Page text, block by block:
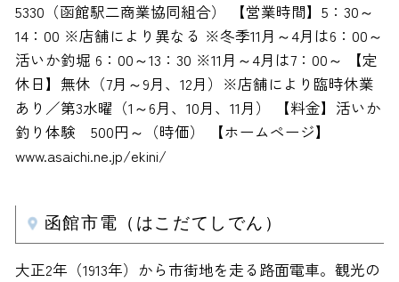
5330（函館駅二商業協同組合） 【営業時間】5：30～
14：00 ※店舗により異なる ※冬季11月～4月は6：00～
活いか釣堀 6：00～13：30 ※11月～4月は7：00～ 【定
休日】無休（7月～9月、12月）※店舗により臨時休業
あり／第3水曜（1～6月、10月、11月） 【料金】活いか
釣り体験 500円～（時価） 【ホームページ】
www.asaichi.ne.jp/ekini/
函館市電（はこだてしでん）
大正2年（1913年）から市街地を走る路面電車。観光の